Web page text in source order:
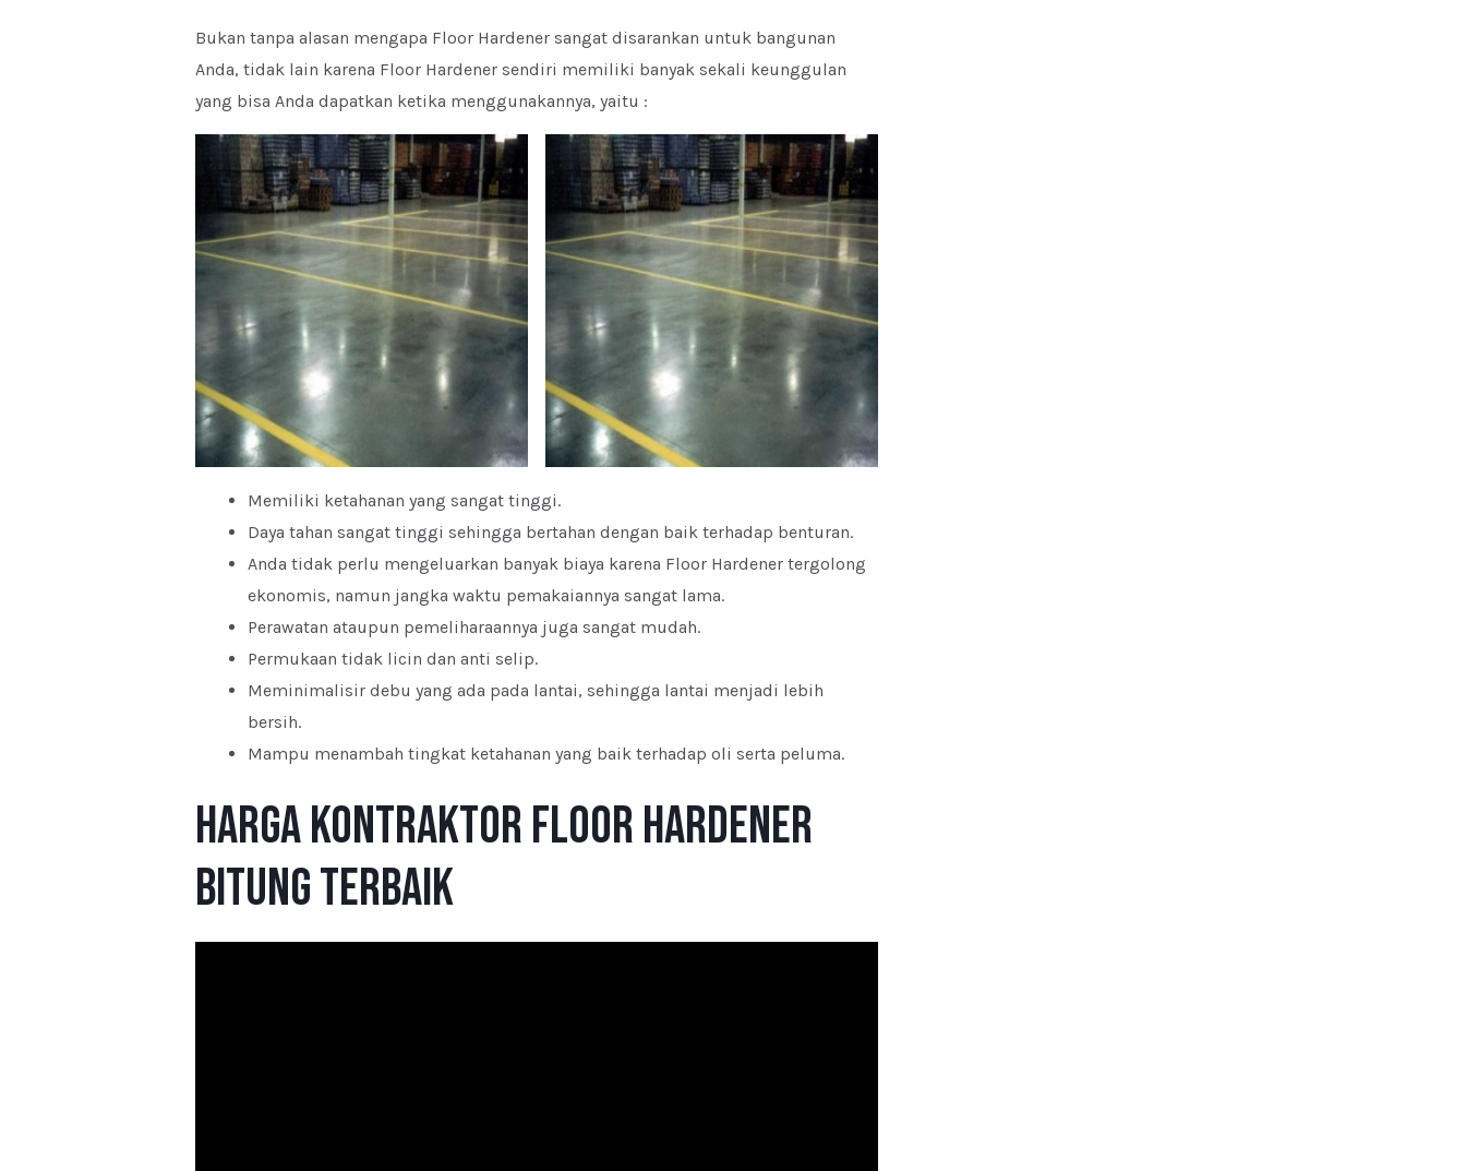
Bukan tanpa alasan mengapa Floor Hardener sangat disarankan untuk bangunan
Anda, tidak lain karena Floor Hardener sendiri memiliki banyak sekali keunggulan
yang bisa Anda dapatkan ketika menggunakannya, yaitu :
Memiliki ketahanan yang sangat tinggi.
Daya tahan sangat tinggi sehingga bertahan dengan baik terhadap benturan.
Anda tidak perlu mengeluarkan banyak biaya karena Floor Hardener tergolong
ekonomis, namun jangka waktu pemakaiannya sangat lama.
Perawatan ataupun pemeliharaannya juga sangat mudah.
Permukaan tidak licin dan anti selip.
Meminimalisir debu yang ada pada lantai, sehingga lantai menjadi lebih
bersih.
Mampu menambah tingkat ketahanan yang baik terhadap oli serta peluma.
Harga Kontraktor Floor Hardener
Bitung Terbaik